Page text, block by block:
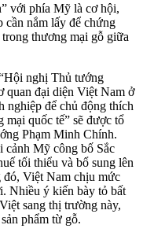
với phía Mỹ là cơ hội,
cần nắm lấy để chứng
thương mại gỗ giữa
nghị Thủ tướng
quan đại diện Việt Nam ở
nghiệp để chủ động thích
quốc tế” sẽ được tổ
Phạm Minh Chính.
Mỹ công bố Sắc
tối thiểu và bổ sung lên
đó, Việt Nam chịu mức
Nhiều ý kiến bày tỏ bất
sang thị trường này,
phẩm từ gỗ.